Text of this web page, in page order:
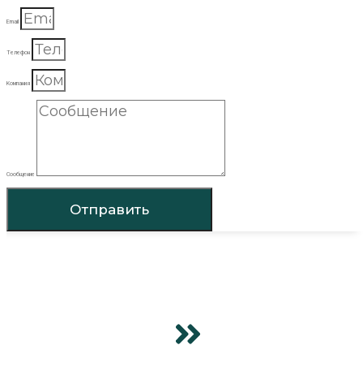
Email
Телефон
Компания
Сообщение
Отправить